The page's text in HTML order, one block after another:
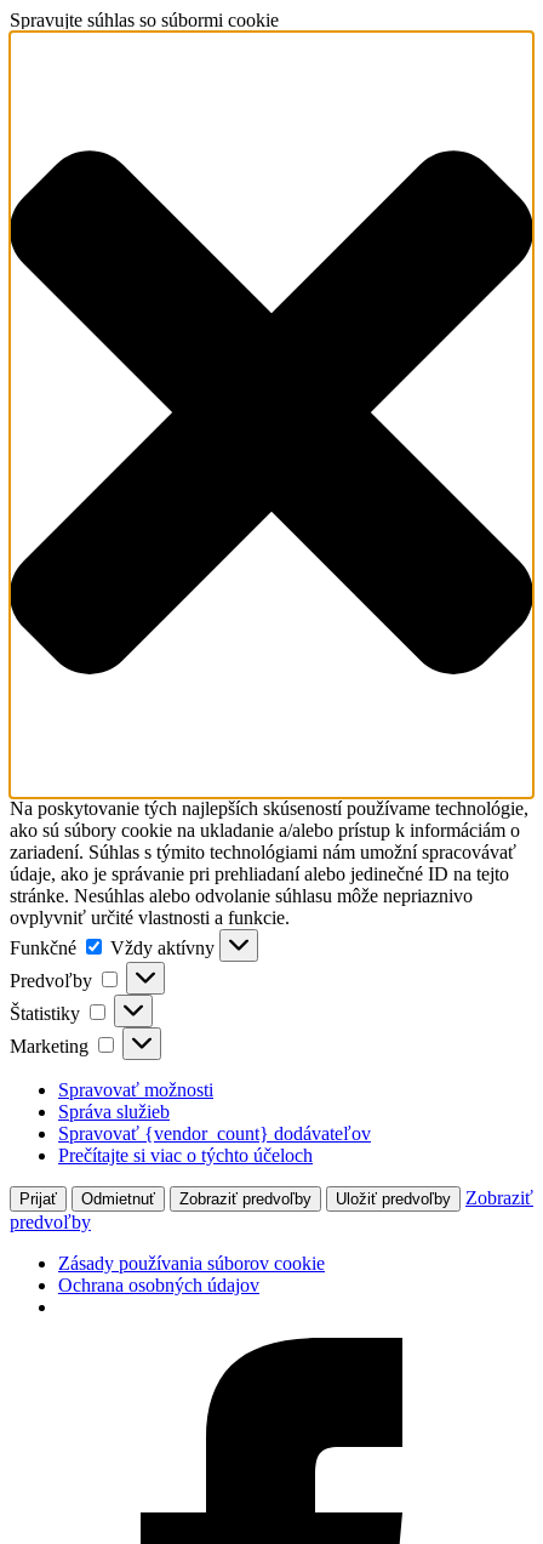
Spravujte súhlas so súbormi cookie
Na poskytovanie tých najlepších skúseností používame technológie,
ako sú súbory cookie na ukladanie a/alebo prístup k informáciám o
zariadení. Súhlas s týmito technológiami nám umožní spracovávať
údaje, ako je správanie pri prehliadaní alebo jedinečné ID na tejto
stránke. Nesúhlas alebo odvolanie súhlasu môže nepriaznivo
ovplyvniť určité vlastnosti a funkcie.
Funkčné
Funkčné
Vždy aktívny
Predvoľby
Predvoľby
Štatistiky Štatistiky
Marketing Marketing
Spravovať možnosti
Správa služieb
Spravovať {vendor_count} dodávateľov
Prečítajte si viac o týchto účeloch
Prijať Odmietnuť Zobraziť predvoľby Uložiť predvoľby
Zobraziť
predvoľby
Zásady používania súborov cookie
Ochrana osobných údajov